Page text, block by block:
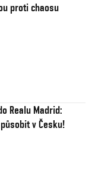
proti chaosu
Realu Madrid:
v Česku!